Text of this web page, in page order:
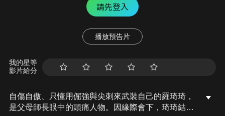
請先登入
播放預告片
我的星等
影片給分
自傷自傲、只懂用倔強與尖刺來武裝自己的羅琦琦，
是父母師長眼中的頭痛人物。因緣際會下，琦琦結識